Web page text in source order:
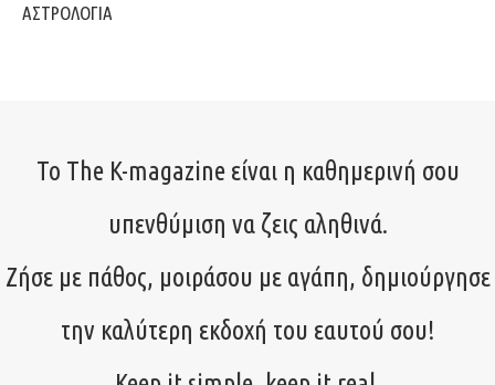
ΑΣΤΡΟΛΟΓΙΑ
Το The K-magazine είναι η καθημερινή σου
υπενθύμιση να ζεις αληθινά.
Ζήσε με πάθος, μοιράσου με αγάπη, δημιούργησε
την καλύτερη εκδοχή του εαυτού σου!